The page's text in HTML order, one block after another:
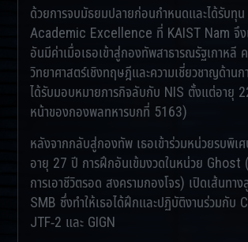
ด้วยการจบมัธยมปลายก่อนกำหนดและได้รับทุ
Academic Excellence ที่ KAIST Nam จึง
อันมีค่าเมื่อเธอเข้าสู่กองทัพสาธารณรัฐเกาหลี
วิทยาศาสตร์เชิงทฤษฎีและความเชี่ยวชาญด้านก
ได้รับมอบหมายภารกิจลับกับ NIS ตั้งแต่อายุ
หน้าของกองพลทหารบกที่ 5163)
หลังจากกลับสู่กองทัพ เธอเข้าร่วมหน่วยรบพิเ
อายุ 27 ปี การฝึกอันเข้มงวดในหน่วย Ghost
การเอาชีวิตรอด สงครามกองโจร) เปิดเส้นท
SMB ซึ่งทำให้เธอได้ฝึกและปฏิบัติงานร่วมกับ
JTF-2 และ GIGN